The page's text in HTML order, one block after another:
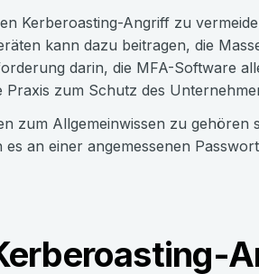
Kerberoasting-Angriff zu
kann dazu beitragen, die
darin, die MFA-Software
zum Schutz des
zum Allgemeinwissen zu gehören
an einer angemessenen